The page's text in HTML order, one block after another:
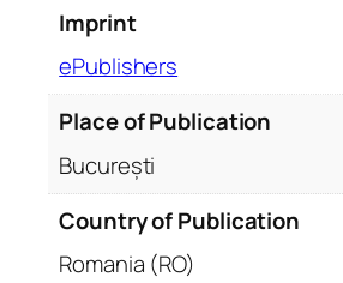
Imprint
ePublishers
Place of Publication
București
Country of Publication
Romania (RO)